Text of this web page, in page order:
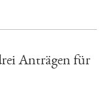
Anträgen für